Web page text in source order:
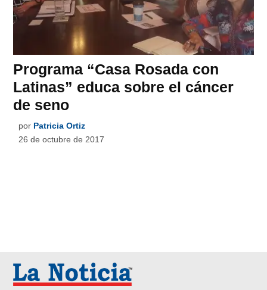
Programa “Casa Rosada con
Latinas” educa sobre el cáncer
de seno
por Patricia Ortiz
26 de octubre de 2017